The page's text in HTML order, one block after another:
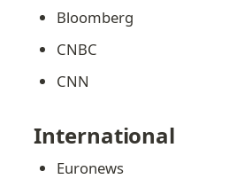
Bloomberg
CNBC
CNN
International
Euronews